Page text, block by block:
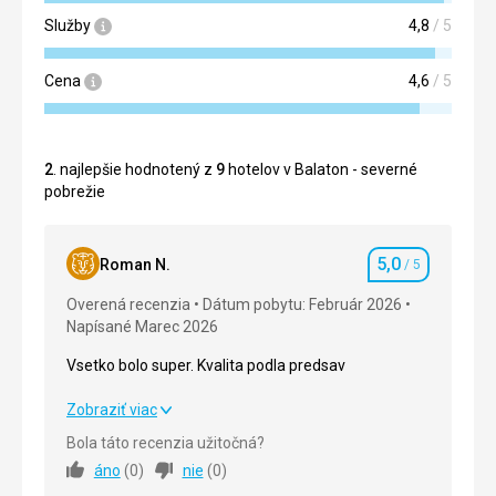
Služby 4,8 / 5
Cena 4,6 / 5
2. najlepšie hodnotený z 9 hotelov v Balaton - severné
pobrežie
Roman N. Hodnotenie
5,0 / 5
Overená recenzia
Dátum pobytu: Február 2026
Napísané Marec 2026
Vsetko bolo super. Kvalita podla predsav
Vsetko bolo super. Kvalita podla predsav
Strava
Zobraziť viac
Bola táto recenzia užitočná?
áno (0) nie (0)